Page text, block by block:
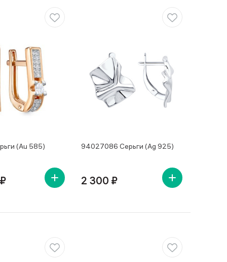
(Au 585) 94027086 Серьги (Ag 925)
2 300 ₽